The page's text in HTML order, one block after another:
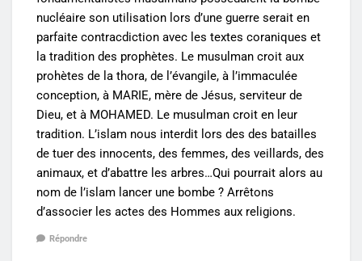
nucléaire son utilisation lors d’une guerre serait en
parfaite contracdiction avec les textes coraniques et
la tradition des prophètes. Le musulman croit aux
prohètes de la thora, de l’évangile, à l’immaculée
conception, à MARIE, mère de Jésus, serviteur de
Dieu, et à MOHAMED. Le musulman croit en leur
tradition. L’islam nous interdit lors des des batailles
de tuer des innocents, des femmes, des veillards, des
animaux, et d’abattre les arbres…Qui pourrait alors au
nom de l’islam lancer une bombe ? Arrêtons
d’associer les actes des Hommes aux religions.
Répondre